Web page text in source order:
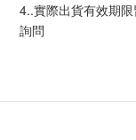
4..實際出貨有效期
詢問